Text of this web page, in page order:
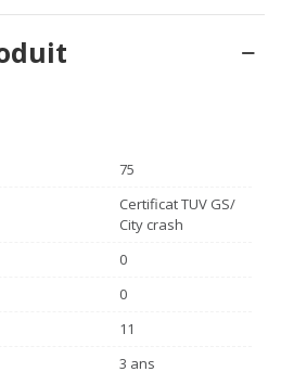
75
Certificat TUV GS/
City crash
0
0
11
3 ans